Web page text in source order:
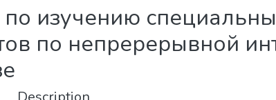
изучению
по непререрывной